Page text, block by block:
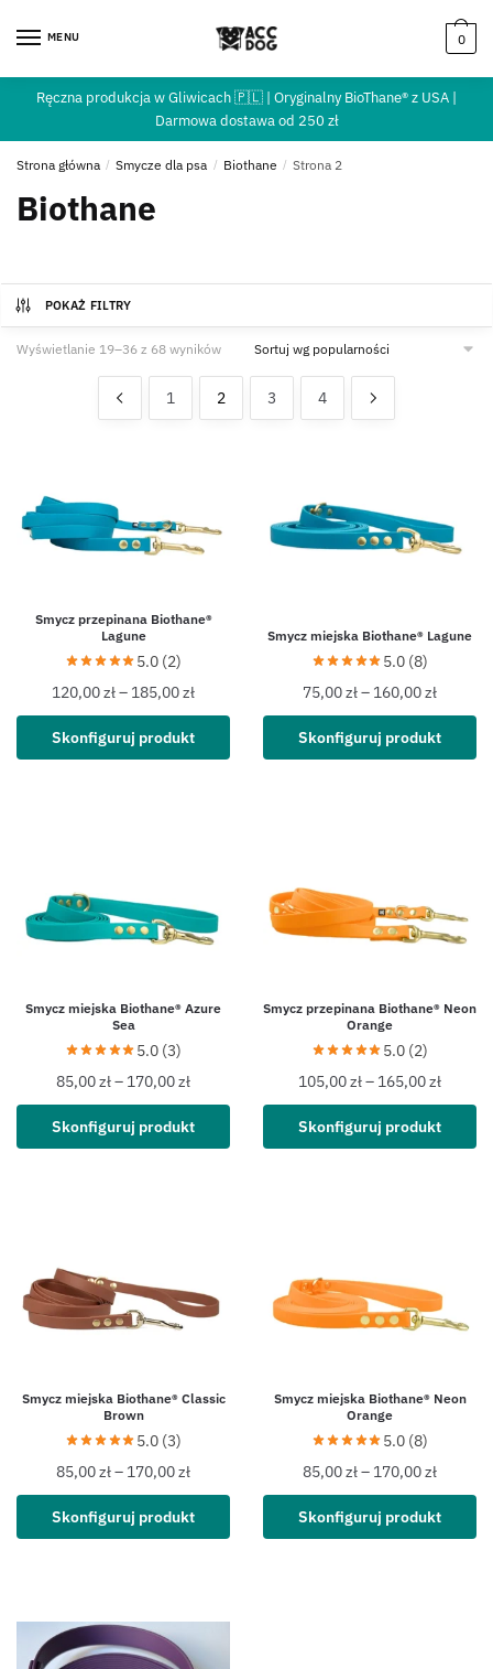
MENU 0
Ręczna produkcja w Gliwicach 🇵🇱 | Oryginalny BioThane® z USA |
Darmowa dostawa od 250 zł
Strona główna / Smycze dla psa / Biothane / Strona 2
Biothane
POKAŻ FILTRY
Wyświetlanie 19–36 z 68 wyników
1 2 3 4
Smycz przepinana Biothane®
Lagune
5.0 (2)
120,00zł– 185,00zł
Skonfiguruj produkt
Smycz miejska Biothane® Lagune
5.0 (8)
75,00zł– 160,00zł
Skonfiguruj produkt
Smycz miejska Biothane® Azure
Sea
5.0 (3)
85,00zł– 170,00zł
Skonfiguruj produkt
Smycz przepinana Biothane® Neon
Orange
5.0 (2)
105,00zł– 165,00zł
Skonfiguruj produkt
Smycz miejska Biothane® Classic
Brown
5.0 (3)
85,00zł– 170,00zł
Skonfiguruj produkt
Smycz miejska Biothane® Neon
Orange
5.0 (8)
85,00zł– 170,00zł
Skonfiguruj produkt